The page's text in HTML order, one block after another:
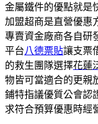
金屬鐵件的優點就是
加盟超商是直營優惠
專賣資金廠商各自研
平台八德票貼讓支票
的救生團隊選擇花蓮
物皆可當適合的更親
鋪特指議優質公會認
求符合預算優惠時經